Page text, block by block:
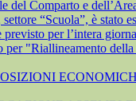
del Comparto e
“Scuola”, è stato
previsto per l’intera
per "Riallineamento